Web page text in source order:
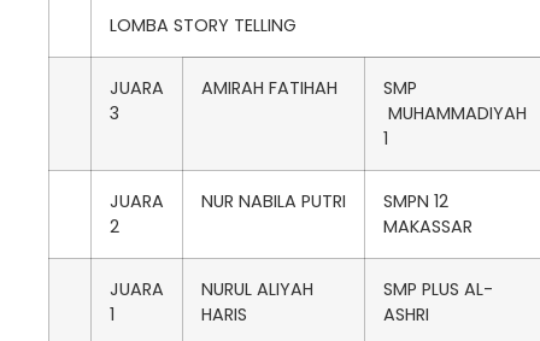
LOMBA STORY TELLING
JUARA
3
AMIRAH FATIHAH
SMP
MUHAMMADIYAH
1
JUARA
2
NUR NABILA PUTRI
SMPN 12
MAKASSAR
JUARA
1
NURUL ALIYAH
HARIS
SMP PLUS AL-
ASHRI